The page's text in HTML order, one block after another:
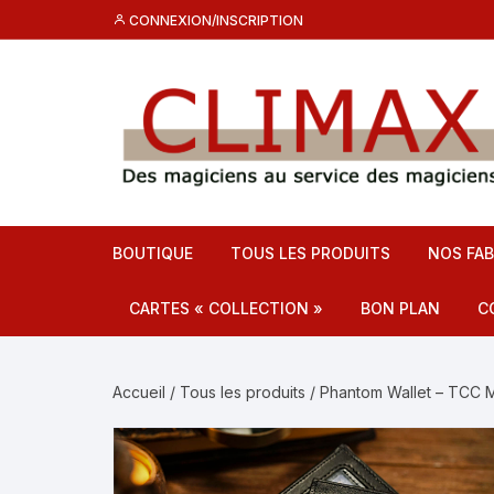
au
CONNEXION/INSCRIPTION
BOUTIQUE TOUS LES PRODUITS NOS
CARTES « COLLECTION » BON PLAN
Accueil / Tous les produits / Phantom Wallet – TCC